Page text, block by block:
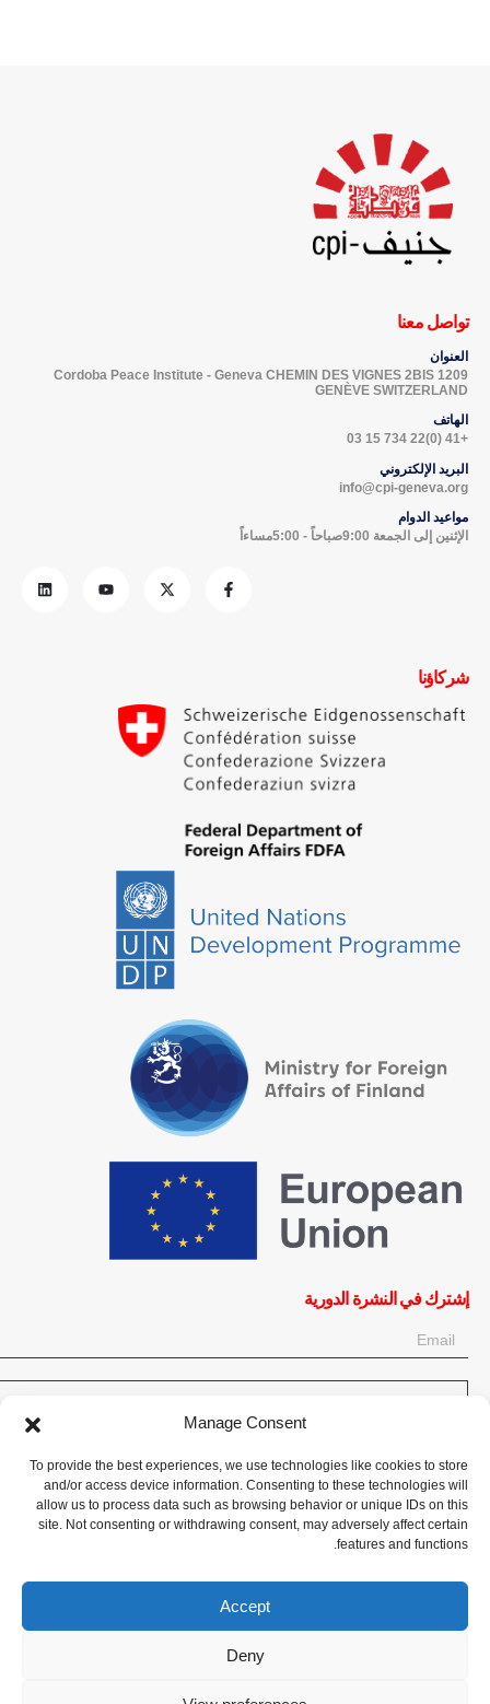
Manage Consent
To provide the best experiences, we use technologies like cookies to store
and/or access device information. Consenting to these technologies will
allow us to process data such as browsing behavior or unique IDs on this
site. Not consenting or withdrawing consent, may adversely affect certain
features and functions.
Accept
Deny
تواصل معنا
العنوان
Cordoba Peace Institute - Geneva CHEMIN DES VIGNES 2BIS 1209
GENÈVE SWITZERLAND
الهاتف
+41 (0)22 734 15 03
البريد الإلكتروني
info@cpi-geneva.org
مواعيد الدوام
الإثنين إلى الجمعة 9:00صباحاً - 5:00مساءاً
شركاؤنا
إشترك في النشرة الدورية
على النشرة الإخبارية:
تبرع الآن